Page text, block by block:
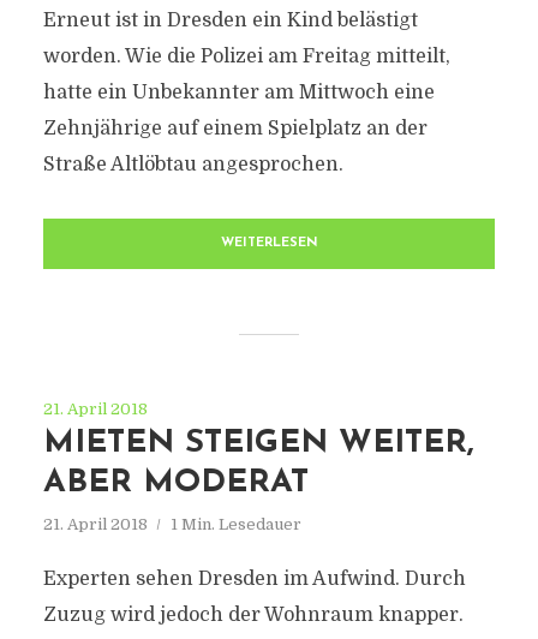
Erneut ist in Dresden ein Kind belästigt
worden. Wie die Polizei am Freitag mitteilt,
hatte ein Unbekannter am Mittwoch eine
Zehnjährige auf einem Spielplatz an der
Straße Altlöbtau angesprochen.
WEITERLESEN
21. April 2018
MIETEN STEIGEN WEITER,
ABER MODERAT
21. April 2018 1 Min. Lesedauer
Experten sehen Dresden im Aufwind. Durch
Zuzug wird jedoch der Wohnraum knapper.